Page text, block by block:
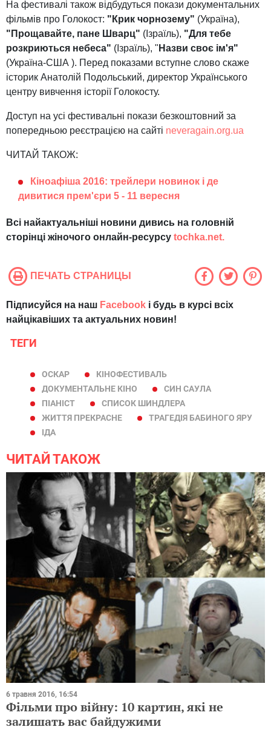
На фестивалі також відбудуться покази документальних
фільмів про Голокост: "Крик чорнозему" (Україна),
"Прощавайте, пане Шварц" (Ізраїль), "Для тебе
розкриються небеса" (Ізраїль), " Назви своє ім'я"
(Україна-США ). Перед показами вступне слово скаже
історик Анатолій Подольський, директор Українського
центру вивчення історії Голокосту.
Доступ на усі фестивальні покази безкоштовний за
попередньою реєстрацією на сайті neveragain.org.ua
ЧИТАЙ ТАКОЖ:
Кіноафіша 2016: трейлери новинок і де
дивитися прем'єри 5 - 11 вересня
Всі найактуальніші новини дивись на головній
сторінці жіночого онлайн-ресурсу tochka.net.
ПЕЧАТЬ СТРАНИЦЫ
Підписуйся на наш Facebook і будь в курсі всіх
найцікавіших та актуальних новин!
ТЕГИ
ОСКАР
КІНОФЕСТИВАЛЬ
ДОКУМЕНТАЛЬНЕ КІНО
СИН САУЛА
ПІАНІСТ
СПИСОК ШИНДЛЕРА
ЖИТТЯ ПРЕКРАСНЕ
ТРАГЕДІЯ БАБИНОГО ЯРУ
ІДА
ЧИТАЙ ТАКОЖ
6 травня 2016, 16:54
Фільми про війну: 10 картин, які не
залишать вас байдужими